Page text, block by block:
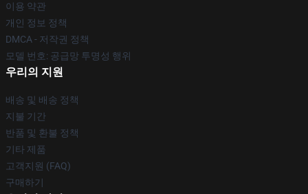
이용 약관
개인 정보 정책
DMCA - 저작권 정책
모델 번호: 공급망 투명성 행위
우리의 지원
배송 및 배송 정책
지불 기간
반품 및 환불 정책
기타 제품
고객지원 (FAQ)
구매하기